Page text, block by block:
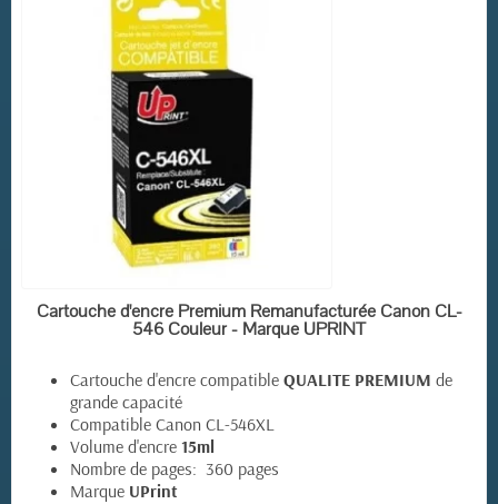
EN STOCK
Cartouche d'encre Premium Remanufacturée Canon CL-
546 Couleur - Marque UPRINT
Cartouche d'encre compatible QUALITE PREMIUM de
grande capacité
Compatible Canon CL-546XL
Volume d'encre 15ml
Nombre de pages: 360 pages
Marque UPrint